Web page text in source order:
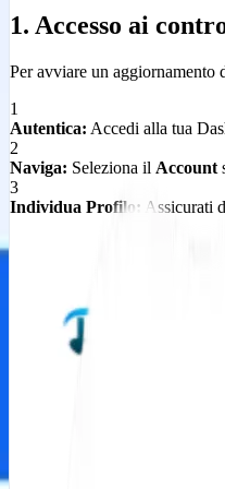
1. Accesso ai
Per avviare un aggiornamento
1
Autentica: Accedi alla tua
2
Naviga: Seleziona il Account
3
Individua Profilo: Assicurati